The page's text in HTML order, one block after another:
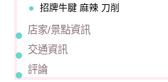
招牌牛腱 麻辣 刀削
店家/景點資訊
交通資訊
評論